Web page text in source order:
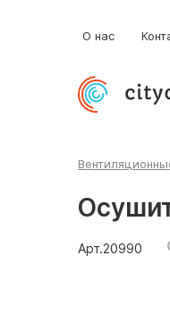
О нас
Арт.20990